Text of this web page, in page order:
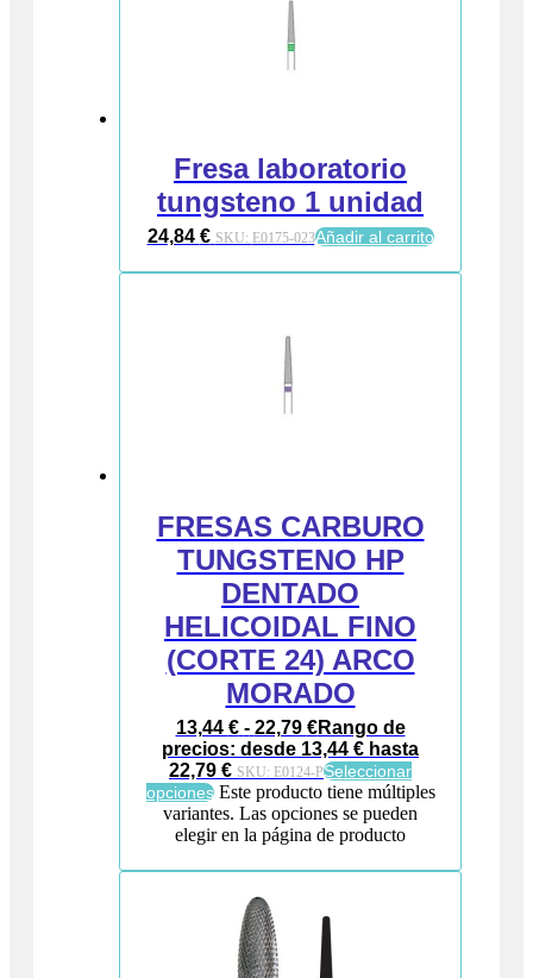
Fresa laboratorio
tungsteno 1 unidad
24,84 € SKU: E0175-023Añadir al carrito
FRESAS CARBURO
TUNGSTENO HP
DENTADO
HELICOIDAL FINO
(CORTE 24) ARCO
MORADO
13,44 € - 22,79 €Rango de
precios: desde 13,44 € hasta
22,79 € SKU: E0124-PSeleccionar
opciones Este producto tiene múltiples
variantes. Las opciones se pueden
elegir en la página de producto